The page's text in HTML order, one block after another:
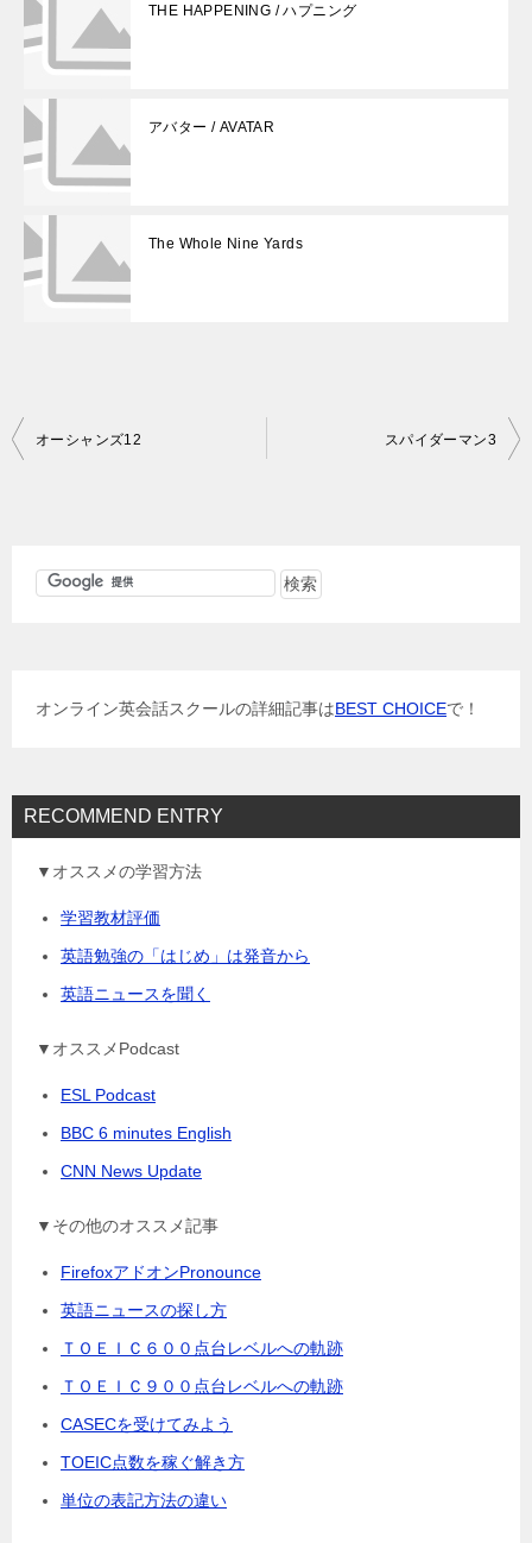
THE HAPPENING / ハプニング
アバター / AVATAR
The Whole Nine Yards
投
オーシャンズ12 スパイダーマン3
オンライン英会話スクールの詳細記事はBEST CHOICEで！
RECOMMEND ENTRY
▼オススメの学習方法
学習教材評価
英語勉強の「はじめ」は発音から
英語ニュースを聞く
▼オススメPodcast
ESL Podcast
BBC 6 minutes English
CNN News Update
▼その他のオススメ記事
FirefoxアドオンPronounce
英語ニュースの探し方
ＴＯＥＩＣ６００点台レベルへの軌跡
ＴＯＥＩＣ９００点台レベルへの軌跡
CASECを受けてみよう
TOEIC点数を稼ぐ解き方
単位の表記方法の違い